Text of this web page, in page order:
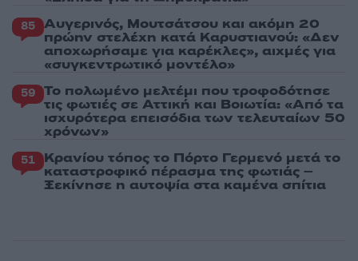
85 Αυγερινός, Μουτσάτσου και ακόμη 20
πρώην στελέχη κατά Καρυστιανού: «Δεν
αποχωρήσαμε για καρέκλες», αιχμές για
«συγκεντρωτικό μοντέλο»
59 Το πολωμένο μελτέμι που τροφοδότησε
τις φωτιές σε Αττική και Βοιωτία: «Από τα
ισχυρότερα επεισόδια των τελευταίων 50
χρόνων»
51 Κρανίου τόπος το Πόρτο Γερμενό μετά το
καταστροφικό πέρασμα της φωτιάς –
Ξεκίνησε η αυτοψία στα καμένα σπίτια